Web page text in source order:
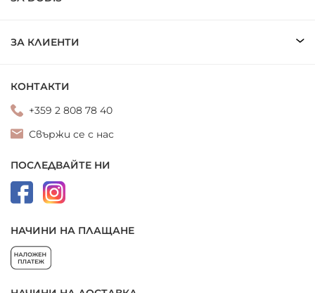
ЗА КЛИЕНТИ
КОНТАКТИ
+359 2 808 78 40
Свържи се с нас
ПОСЛЕДВАЙТЕ НИ
НАЧИНИ НА ПЛАЩАНЕ